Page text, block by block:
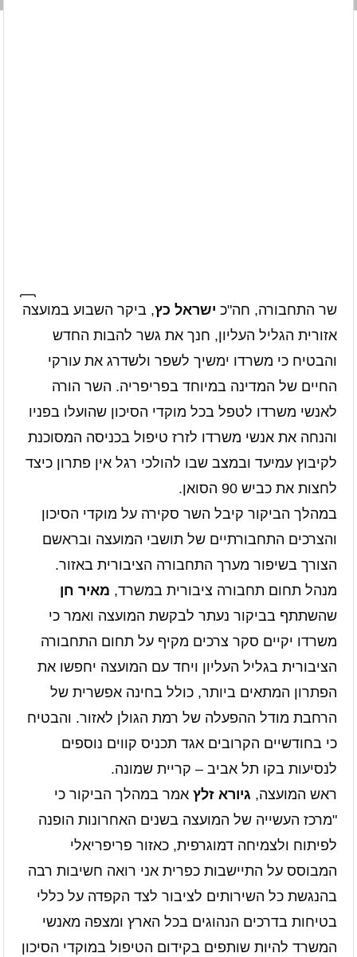
שר התחבורה, חה"כ ישראל כץ, ביקר השבוע במועצה
אזורית הגליל העליון, חנך את גשר להבות החדש
והבטיח כי משרדו ימשיך לשפר ולשדרג את עורקי
החיים של המדינה במיוחד בפריפריה. השר הורה
לאנשי משרדו לטפל בכל מוקדי הסיכון שהועלו בפניו
והנחה את אנשי משרדו לזרז טיפול בכניסה המסוכנת
לקיבוץ עמיעד ובמצב שבו להולכי רגל אין פתרון כיצד
לחצות את כביש 90 הסואן.
במהלך הביקור קיבל השר סקירה על מוקדי הסיכון
והצרכים התחבורתיים של תושבי המועצה ובראשם
הצורך בשיפור מערך התחבורה הציבורית באזור.
מנהל תחום תחבורה ציבורית במשרד, מאיר חן
שהשתתף בביקור נעתר לבקשת המועצה ואמר כי
משרדו יקיים סקר צרכים מקיף על תחום התחבורה
הציבורית בגליל העליון ויחד עם המועצה יחפשו את
הפתרון המתאים ביותר, כולל בחינה אפשרית של
הרחבת מודל ההפעלה של רמת הגולן לאזור. והבטיח
כי בחודשיים הקרובים אגד תכניס קווים נוספים
לנסיעות בקו תל אביב – קריית שמונה.
ראש המועצה, גיורא זלץ אמר במהלך הביקור כי
"מרכז העשייה של המועצה בשנים האחרונות הופנה
לפיתוח ולצמיחה דמוגרפית, כאזור פריפריאלי
המבוסס על התיישבות כפרית אני רואה חשיבות רבה
בהנגשת כל השירותים לציבור לצד הקפדה על כללי
בטיחות בדרכים הנהוגים בכל הארץ ומצפה מאנשי
המשרד להיות שותפים בקידום הטיפול במוקדי הסיכון